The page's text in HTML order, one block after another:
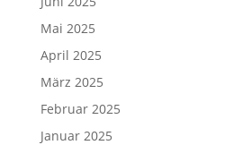
Mai 2025
April 2025
März 2025
Februar 2025
Januar 2025